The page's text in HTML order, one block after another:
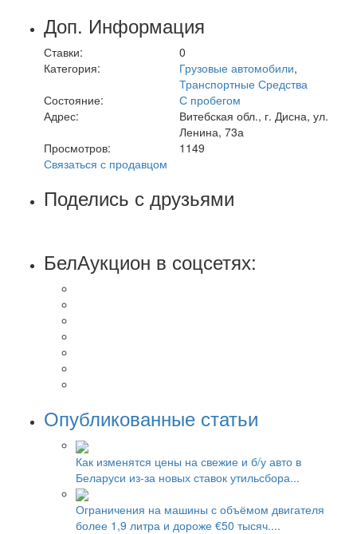
Доп. Информация
Ставки:
0
Категория:
Грузовые автомобили,
Транспортные Средства
Состояние:
С пробегом
Адрес:
Витебская обл., г. Дисна, ул.
Ленина, 73а
Просмотров:
1149
Связаться с продавцом
Поделись с друзьями
БелАукцион в соцсетях:
Опубликованные статьи
Как изменятся цены на свежие и б/у авто в
Беларуси из-за новых ставок утильсбора...
Ограничения на машины с объёмом двигателя
более 1,9 литра и дороже €50 тысяч....